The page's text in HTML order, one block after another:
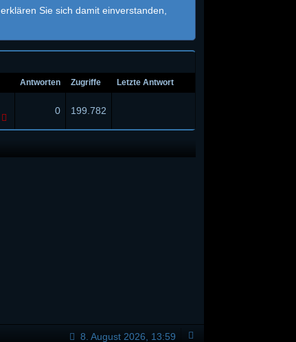
Sie sich damit einverstanden,
Antworten Zugriffe Letzte Antwort
0 199.782
8. August 2026, 13:59